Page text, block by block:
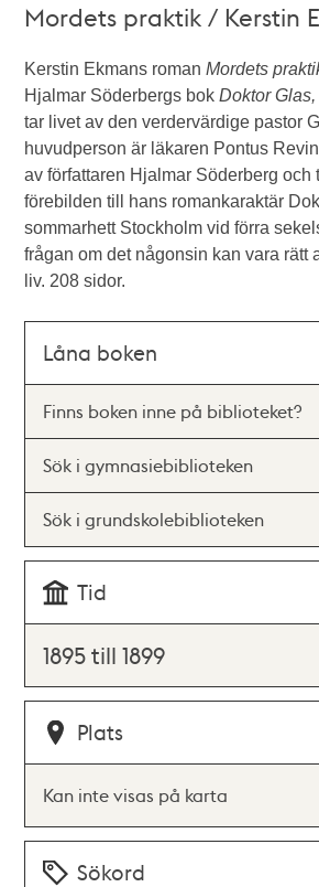
Mordets praktik / Kerstin
Kerstin Ekmans romanMordets
Hjalmar Söderbergs bokDoktor
tar livet av den verdervärdige pastor
huvudperson är läkaren Pontus
av författaren Hjalmar Söderberg och
förebilden till hans romankaraktär
sommarhett Stockholm vid förra
frågan om det någonsin kan vara rätt
liv. 208 sidor.
Låna boken
Finns boken inne på biblioteket?
Sök i gymnasiebiblioteken
Sök i grundskolebiblioteken
Tid
1895 till 1899
Plats
Kan inte visas på karta
Sökord